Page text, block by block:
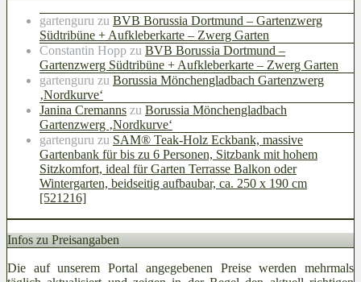
gartenguru zu BVB Borussia Dortmund – Gartenzwerg
Südtribüne + Aufkleberkarte – Zwerg Garten
Constantin Hopp zu BVB Borussia Dortmund –
Gartenzwerg Südtribüne + Aufkleberkarte – Zwerg Garten
gartenguru zu Borussia Mönchengladbach Gartenzwerg
‚Nordkurve‘
Janina Cremanns zu Borussia Mönchengladbach
Gartenzwerg ‚Nordkurve‘
gartenguru zu SAM® Teak-Holz Eckbank, massive
Gartenbank für bis zu 6 Personen, Sitzbank mit hohem
Sitzkomfort, ideal für Garten Terrasse Balkon oder
Wintergarten, beidseitig aufbaubar, ca. 250 x 190 cm
[521216]
Infos zu Preisangaben
Die auf unserem Portal angegebenen Preise werden mehrmals